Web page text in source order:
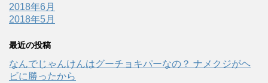
2018年6月
2018年5月
最近の投稿
なんでじゃんけんはグーチョキパーなの？ ナメクジがヘ
ビに勝ったから